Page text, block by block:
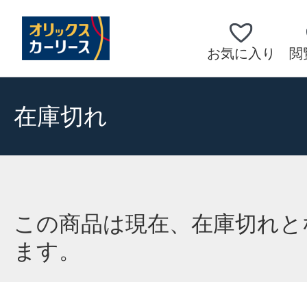
お気に入り 閲
在庫切れ
この商品は現在、在庫切れ
ます。